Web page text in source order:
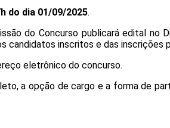
do dia 01/09/2025.
do Concurso publicará edital no
inscritos e das inscrições
eletrônico do concurso.
a opção de cargo e a forma de